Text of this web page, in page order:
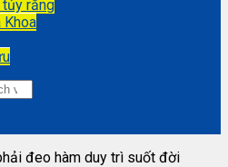
tủy răng
Khoa
đeo hàm duy trì suốt đời